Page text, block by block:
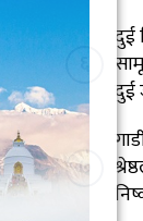
६
दुई
दुई
७